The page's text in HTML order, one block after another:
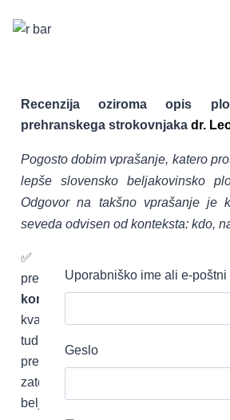
Recenzija oziroma opis
prehranskega strokovnjaka dr.
Pogosto dobim vprašanje, katero
lepše slovensko beljakovinsko
Odgovor na takšno vprašanje je
seveda odvisen od konteksta: kdo,
✅ Beljakovinske ploščice, kot
predstavljajo obliko prehranskih
koncentrirano makrohranilo
kvaliteten produkt, pa takšna
tudi nezanemarljive količine
prehranskih vlaknin. Pa seveda
zato oznaka brez sladkorja, ali
beljakovin, brez glutena ali brez soje
Uporabniško ime ali e-poštni
Geslo